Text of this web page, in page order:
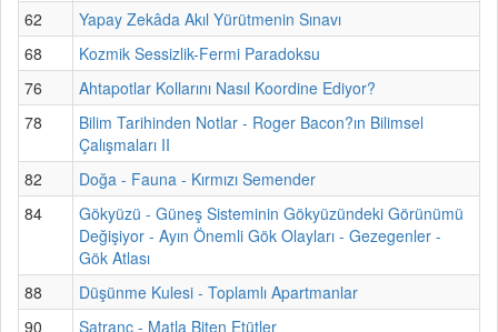
62
Yapay Zekâda Akıl Yürütmenin Sınavı
68
Kozmik Sessizlik-Fermi Paradoksu
76
Ahtapotlar Kollarını Nasıl Koordine Ediyor?
78
Bilim Tarihinden Notlar - Roger Bacon?ın Bilimsel
Çalışmaları II
82
Doğa - Fauna - Kırmızı Semender
84
Gökyüzü - Güneş Sisteminin Gökyüzündeki Görünümü
Değişiyor - Ayın Önemli Gök Olayları - Gezegenler -
Gök Atlası
88
Düşünme Kulesi - Toplamlı Apartmanlar
90
Satranç - Matla Biten Etütler